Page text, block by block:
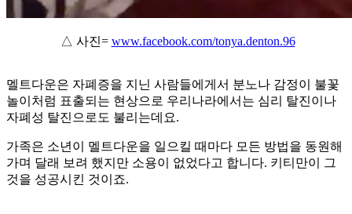
△ 사진= www.facebook.com/tonya.denton.96
멜트다운은 자폐증을 지닌 사람들에게서 분노나 감정이 불꽃
놀이처럼 표출되는 현상으로 우리나라에서는 심리 탈진이나
자폐성 탈진으로도 불리는데요.
가족은 소년이 멜트다운을 일으킬 때마다 모든 방법을 동원해
가며 달래 보려 했지만 소용이 없었다고 합니다. 키티만이 그
것을 성공시킨 것이죠.